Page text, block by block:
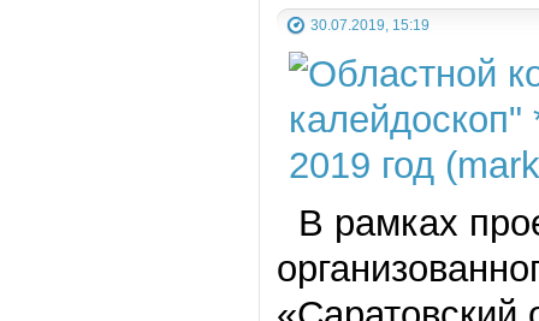
30.07.2019, 15:19
В рамках